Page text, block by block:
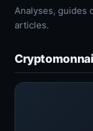
Analyses, guides
articles.